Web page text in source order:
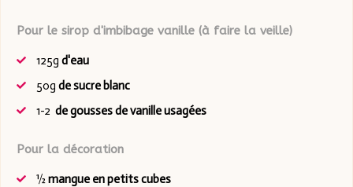
Pour le sirop d'imbibage vanille (à faire la veille)
125g d'eau
50g de sucre blanc
1-2 de gousses de vanille usagées
Pour la décoration
½mangue en petits cubes